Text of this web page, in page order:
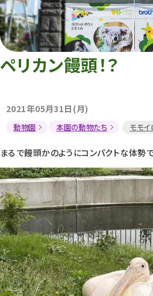
ペリカン饅頭！？
2021年05月31日(月)
動物園 本園の動物たち モモイ
まるで饅頭かのようにコンパクトな体勢